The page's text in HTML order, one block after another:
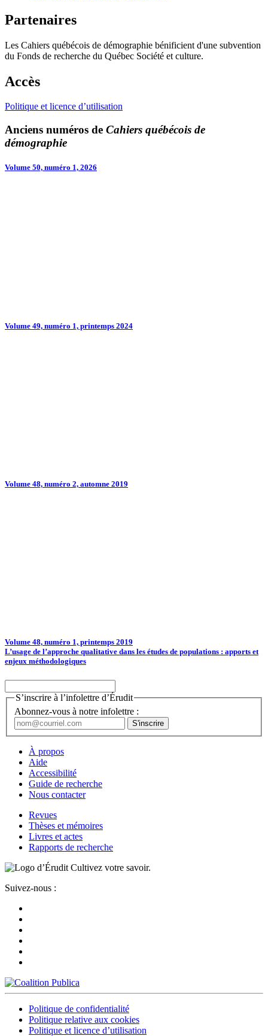
Partenaires
Les Cahiers québécois de démographie bénificient d'une subvention
du Fonds de recherche du Québec Société et culture.
Accès
Politique et licence d’utilisation
Anciens numéros de Cahiers québécois de
démographie
Volume 50, numéro 1, 2026
Volume 49, numéro 1, printemps 2024
Volume 48, numéro 2, automne 2019
Volume 48, numéro 1, printemps 2019
L’usage de l’approche qualitative dans les études de populations : apports et
enjeux méthodologiques
S’inscrire à l’infolettre d’Érudit
Abonnez-vous à notre infolettre :
À propos
Aide
Accessibilité
Guide de recherche
Nous contacter
Revues
Thèses et mémoires
Livres et actes
Rapports de recherche
Cultivez votre savoir.
Suivez-nous :
Politique de confidentialité
Politique relative aux cookies
Politique et licence d’utilisation